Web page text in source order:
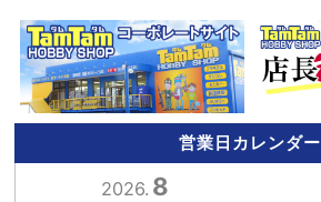
営業日カレンダー
2026. 8